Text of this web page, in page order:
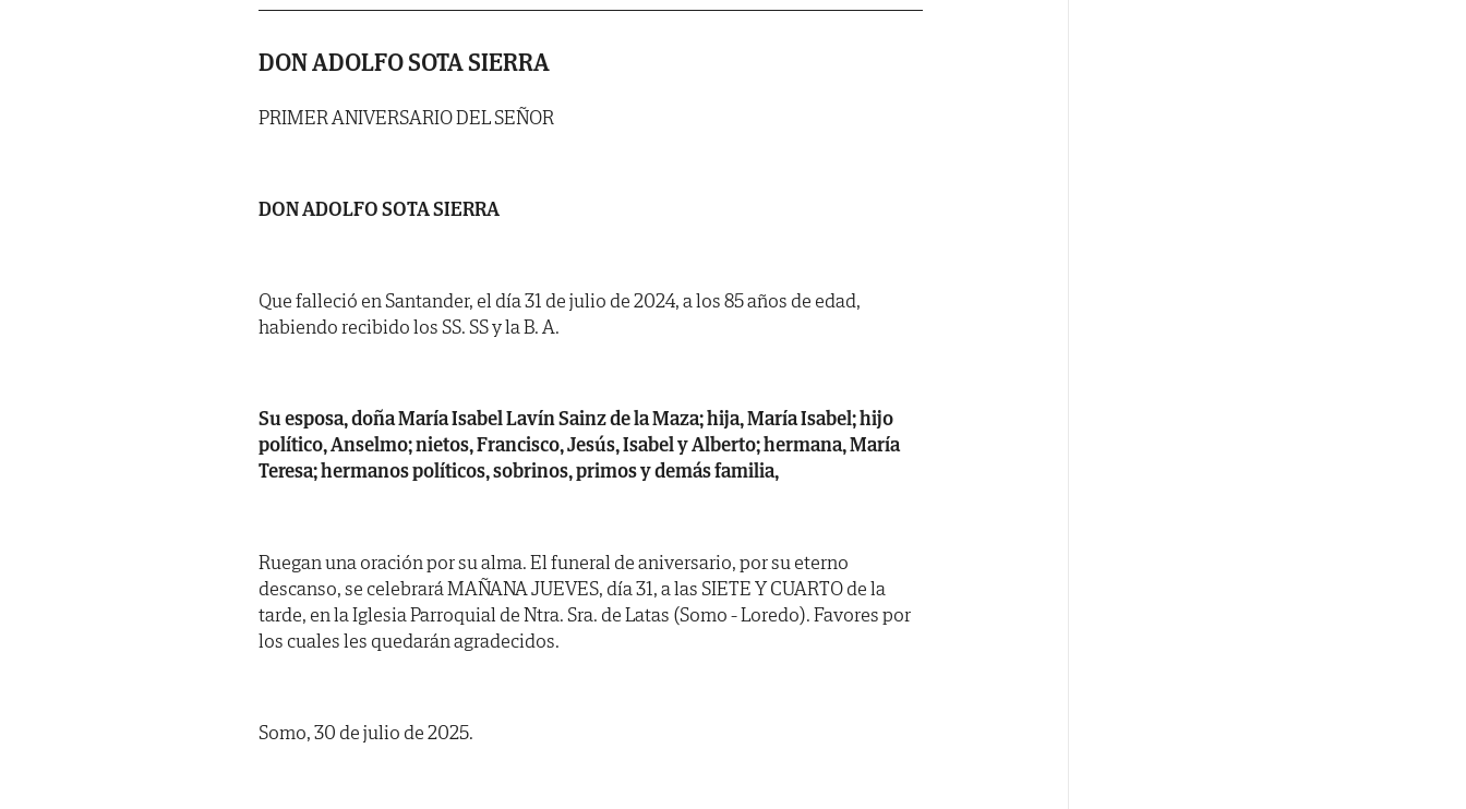
DON ADOLFO SOTA SIERRA
PRIMER ANIVERSARIO DEL SEÑOR
DON ADOLFO SOTA SIERRA
Que falleció en Santander, el día 31 de julio de 2024, a los 85 años de edad,
habiendo recibido los SS. SS y la B. A.
Su esposa, doña María Isabel Lavín Sainz de la Maza; hija, María Isabel; hijo
político, Anselmo; nietos, Francisco, Jesús, Isabel y Alberto; hermana, María
Teresa; hermanos políticos, sobrinos, primos y demás familia,
Ruegan una oración por su alma. El funeral de aniversario, por su eterno
descanso, se celebrará MAÑANA JUEVES, día 31, a las SIETE Y CUARTO de la
tarde, en la Iglesia Parroquial de Ntra. Sra. de Latas (Somo - Loredo). Favores por
los cuales les quedarán agradecidos.
Somo, 30 de julio de 2025.